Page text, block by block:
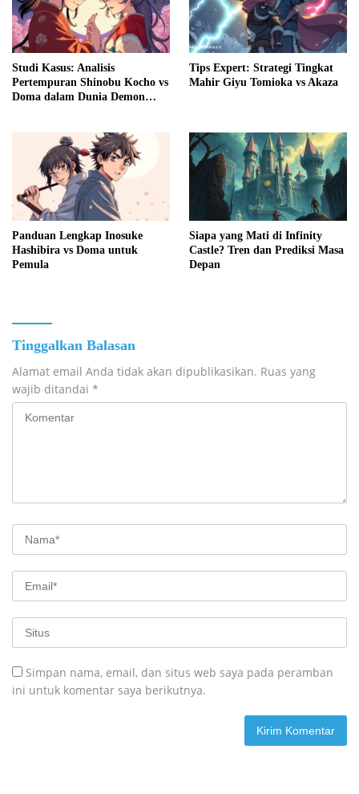
Studi Kasus: Analisis
Pertempuran Shinobu Kocho vs
Doma dalam Dunia Demon
Tips Expert: Strategi Tingkat
Mahir Giyu Tomioka vs Akaza
Panduan Lengkap Inosuke
Hashibira vs Doma untuk
Pemula
Siapa yang Mati di Infinity
Castle? Tren dan Prediksi Masa
Depan
Tinggalkan Balasan
Alamat email Anda tidak akan dipublikasikan. Ruas yang
wajib ditandai *
Simpan nama, email, dan situs web saya pada peramban
ini untuk komentar saya berikutnya.